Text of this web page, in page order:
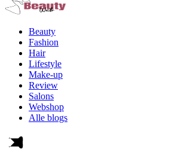
Beauty
Fashion
Hair
Lifestyle
Make-up
Review
Salons
Webshop
Alle blogs